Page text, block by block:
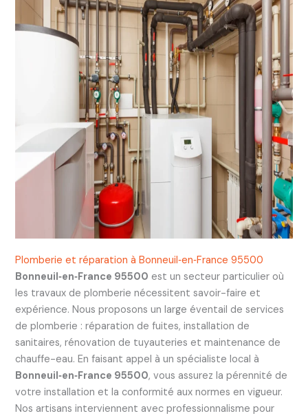
Plomberie et réparation à Bonneuil‑en‑France 95500
Bonneuil‑en‑France 95500 est un secteur particulier où
les travaux de plomberie nécessitent savoir-faire et
expérience. Nous proposons un large éventail de services
de plomberie : réparation de fuites, installation de
sanitaires, rénovation de tuyauteries et maintenance de
chauffe-eau. En faisant appel à un spécialiste local à
Bonneuil‑en‑France 95500, vous assurez la pérennité de
votre installation et la conformité aux normes en vigueur.
Nos artisans interviennent avec professionnalisme pour